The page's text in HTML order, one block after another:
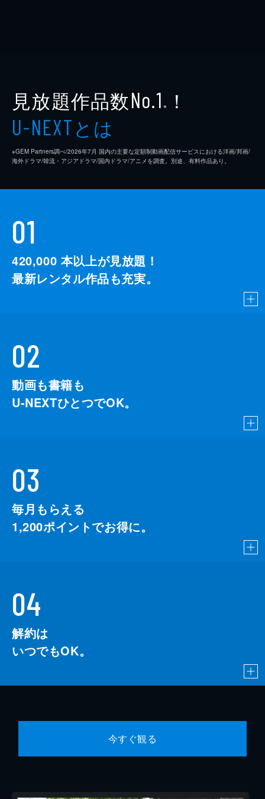
見放題作品数No.1 ※ ！
U-NEXTとは
※GEM Partners調べ/2026年7⽉ 国内の主要な定額制動画配信サービスにおける洋画/邦画/
海外ドラマ/韓流・アジアドラマ/国内ドラマ/アニメを調査。別途、有料作品あり。
01
420,000 本以上が見放題！
最新レンタル作品も充実。
02
動画も書籍も
U-NEXTひとつでOK。
03
毎月もらえる
1,200ポイントでお得に。
04
解約は
いつでもOK。
今すぐ観る